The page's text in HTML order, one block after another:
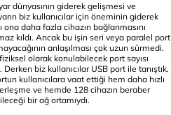
dünyasının giderek gelişmesi ve
biz kullanıcılar için öneminin giderek
ona daha fazla cihazın bağlanmasını
kıldı. Ancak bu işin seri veya paralel port
anlaşılması çok uzun sürmedi.
olarak konulabilecek port sayısı
Derken biz kullanıcılar USB port ile tanıştık.
kullanıcılara vaat ettiği hem daha hızlı
ve hemde 128 cihazın beraber
bir ağ ortamıydı.